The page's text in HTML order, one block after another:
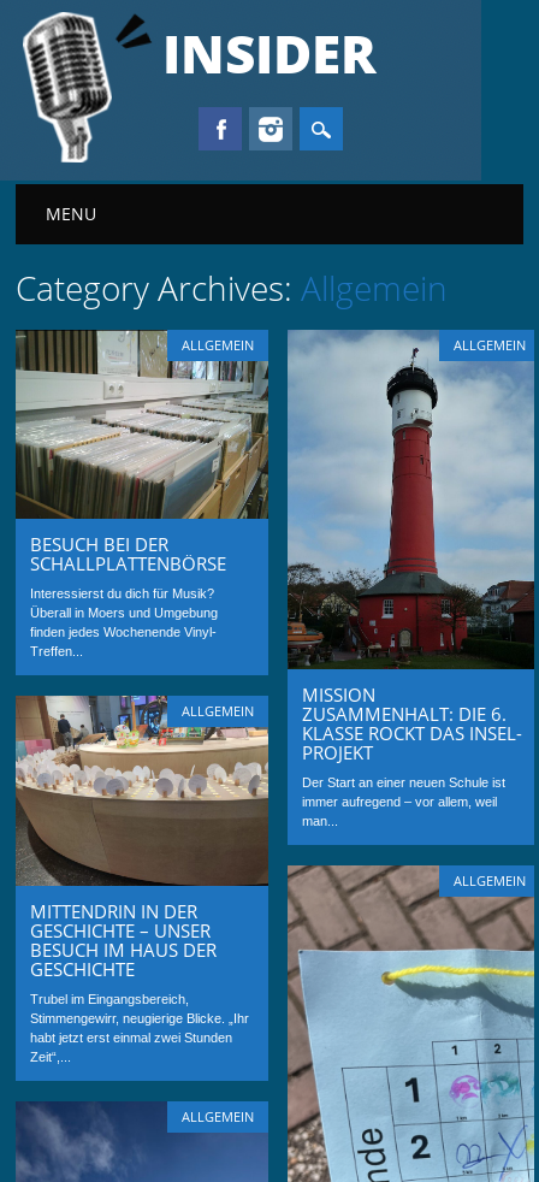
INSIDER
Main menu
MENU
Category Archives:Allgemein
ALLGEMEIN
BESUCH BEI DER
SCHALLPLATTENBÖRSE
Interessierst du dich für Musik?
Überall in Moers und Umgebung
finden jedes Wochenende Vinyl-
Treffen...
ALLGEMEIN
MISSION
ZUSAMMENHALT: DIE 6.
KLASSE ROCKT DAS INSEL-
PROJEKT
Der Start an einer neuen Schule ist
immer aufregend – vor allem, weil
man...
ALLGEMEIN
MITTENDRIN IN DER
GESCHICHTE – UNSER
BESUCH IM HAUS DER
GESCHICHTE
Trubel im Eingangsbereich,
Stimmengewirr, neugierige Blicke. „Ihr
habt jetzt erst einmal zwei Stunden
Zeit“,...
ALLGEMEIN
ALLGEMEIN